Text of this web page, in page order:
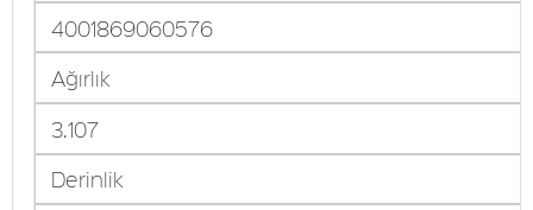
4001869060576
Ağırlık
3.107
Derinlik